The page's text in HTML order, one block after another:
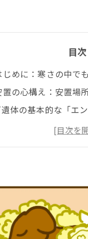
目次
じめに：寒さの中で
置の心構え：安置場
遺体の基本的な「エ
における「冷却」の
別れの準備：旅立ち